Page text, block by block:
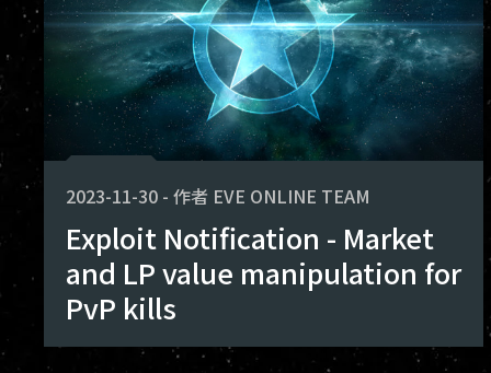
2023-11-30 - 作者 EVE ONLINE TEAM
Exploit Notification - Market
and LP value manipulation for
PvP kills